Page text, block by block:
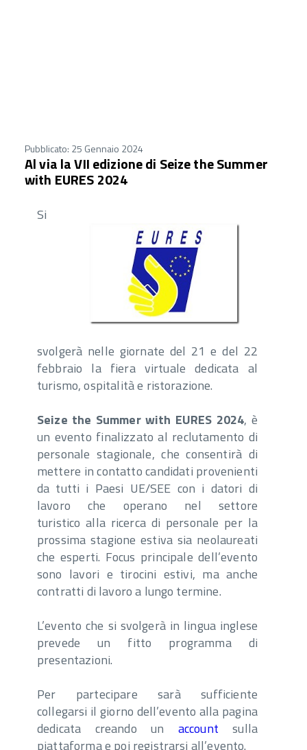
Pubblicato: 25 Gennaio 2024
Al via la VII edizione di Seize the Summer
with EURES 2024
Si
svolgerà nelle giornate del 21 e del 22
febbraio la fiera virtuale dedicata al
turismo, ospitalità e ristorazione.
Seize the Summer with EURES 2024, è
un evento finalizzato al reclutamento di
personale stagionale, che consentirà di
mettere in contatto candidati provenienti
da tutti i Paesi UE/SEE con i datori di
lavoro che operano nel settore
turistico alla ricerca di personale per la
prossima stagione estiva sia neolaureati
che esperti. Focus principale dell’evento
sono lavori e tirocini estivi, ma anche
contratti di lavoro a lungo termine.
L’evento che si svolgerà in lingua inglese
prevede un fitto programma di
presentazioni.
Per partecipare sarà sufficiente
collegarsi il giorno dell’evento alla pagina
dedicata creando un accountsulla
piattaforma e poi registrarsi all’evento.